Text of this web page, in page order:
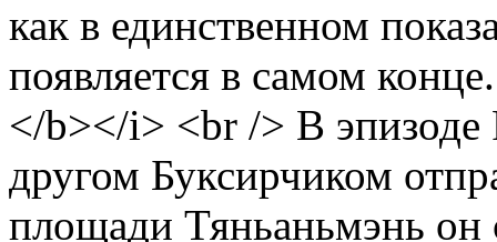
как в единственном
появляется в самом
</b></i> <br /> В эпизоде
другом Буксирчиком
площади Тяньаньмэнь он